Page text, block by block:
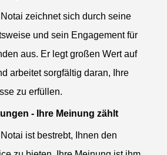
zeichnet sich durch seine
und sein Engagement für
aus. Er legt großen Wert auf
arbeitet sorgfältig daran, Ihre
zu erfüllen.
- Ihre Meinung zählt
ist bestrebt, Ihnen den